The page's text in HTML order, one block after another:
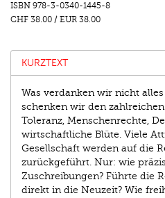
ISBN 978-3-0340-1445-8
CHF 38.00 / EUR 38.00
KURZTEXT
Was verdanken wir nicht
schenken wir den
Toleranz, Menschenrechte,
wirtschaftliche Blüte. Viele
Gesellschaft werden auf die
zurückgeführt. Nur: wie
Zuschreibungen? Führte die
direkt in die Neuzeit? Wie